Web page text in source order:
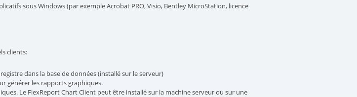
sous Windows (par exemple Acrobat PRO, Visio, Bentley MicroStation, licence
clients:
dans la base de données (installé sur le serveur)
générer les rapports graphiques.
Le FlexReport Chart Client peut être installé sur la machine serveur ou sur une